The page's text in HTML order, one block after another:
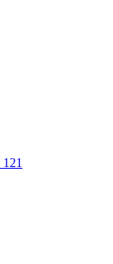
121